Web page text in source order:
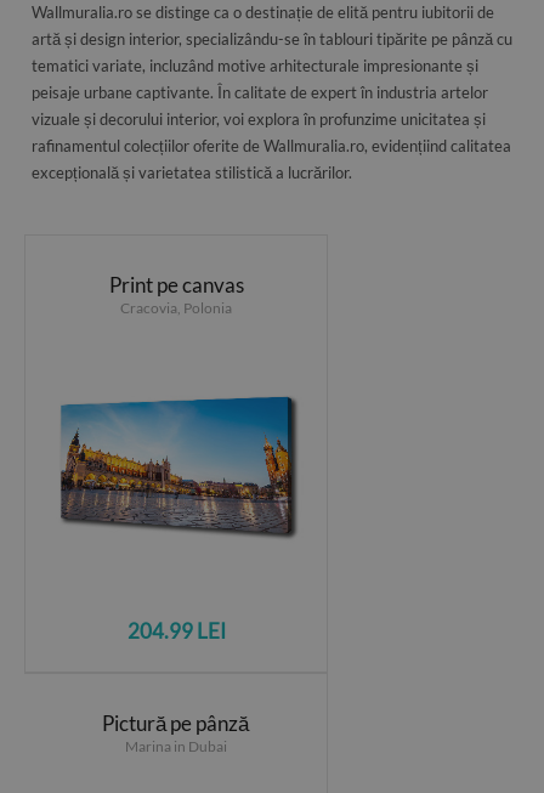
Wallmuralia.ro se distinge ca o destinație de elită pentru iubitorii de
artă și design interior, specializându-se în tablouri tipărite pe pânză cu
tematici variate, incluzând motive arhitecturale impresionante și
peisaje urbane captivante. În calitate de expert în industria artelor
vizuale și decorului interior, voi explora în profunzime unicitatea și
rafinamentul colecțiilor oferite de Wallmuralia.ro, evidențiind calitatea
excepțională și varietatea stilistică a lucrărilor.
Print pe canvas
Cracovia, Polonia
204.99 LEI
Pictură pe pânză
Marina in Dubai